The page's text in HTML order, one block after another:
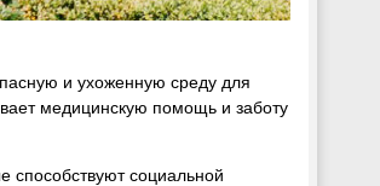
и ухоженную среду для
медицинскую помощь и заботу
способствуют социальной